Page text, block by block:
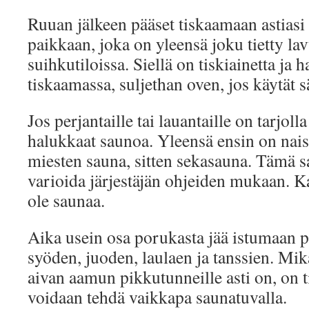
Ruuan jälkeen pääset tiskaamaan
paikkaan, joka on yleensä joku tietty
suihkutiloissa. Siellä on tiskiainetta ja
tiskaamassa, suljethan oven, jos käytät
Jos perjantaille tai lauantaille on
halukkaat saunoa. Yleensä ensin on
miesten sauna, sitten sekasauna. Tämä
varioida järjestäjän ohjeiden mukaan.
ole saunaa.
Aika usein osa porukasta jää istumaan
syöden, juoden, laulaen ja tanssien.
aivan aamun pikkutunneille asti on, on
voidaan tehdä vaikkapa saunatuvalla.